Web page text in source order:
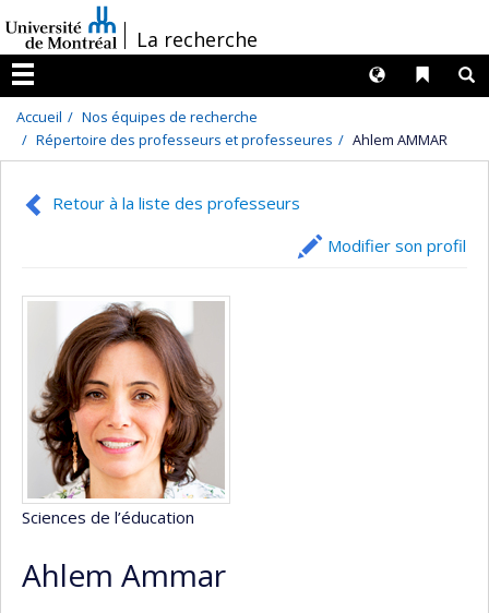
au
contenu
/La recherche
Menu
Liens
Langues
Accueil
Nos équipes de recherche
Répertoire des professeurs et professeures
Ahlem AMMAR
Retour à la liste des professeurs
Modifier son profil
Sciences de l’éducation
Ahlem Ammar